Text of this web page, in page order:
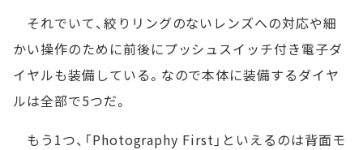
それでいて、絞りリングのないレンズへの対応や細
かい操作のために前後にプッシュスイッチ付き電子ダ
イヤルも装備している。なので本体に装備するダイヤ
ルは全部で5つだ。
もう1つ、「Photography First」といえるのは背面モ